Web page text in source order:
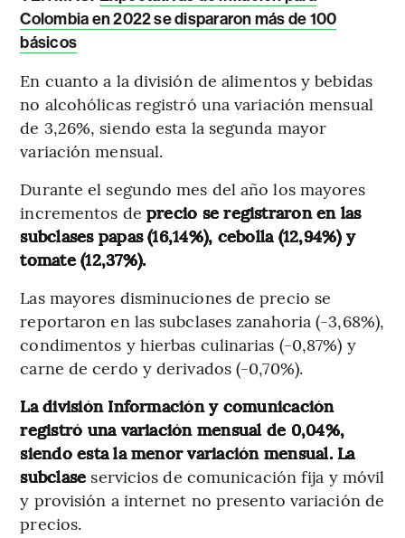
Colombia en 2022 se dispararon más de 100
básicos
En cuanto a la división de alimentos y bebidas
no alcohólicas registró una variación mensual
de 3,26%, siendo esta la segunda mayor
variación mensual.
Durante el segundo mes del año los mayores
incrementos de precio se registraron en las
subclases papas (16,14%), cebolla (12,94%) y
tomate (12,37%).
Las mayores disminuciones de precio se
reportaron en las subclases zanahoria (-3,68%),
condimentos y hierbas culinarias (-0,87%) y
carne de cerdo y derivados (-0,70%).
La división Información y comunicación
registró una variación mensual de 0,04%,
siendo esta la menor variación mensual. La
subclase servicios de comunicación fija y móvil
y provisión a internet no presento variación de
precios.